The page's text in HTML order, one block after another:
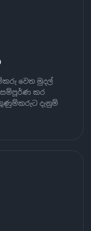
වෙත මුදල්
සම්පූර්ණ කර
දැනුම්